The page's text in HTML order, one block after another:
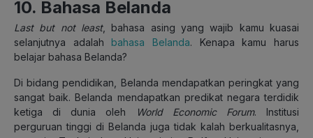
10. Bahasa Belanda
Last but not least, bahasa asing yang wajib kamu kuasai
selanjutnya adalahbahasa Belanda. Kenapa kamu harus
belajar bahasa Belanda?
Di bidang pendidikan, Belanda mendapatkan peringkat yang
sangat baik. Belanda mendapatkan predikat negara terdidik
ketiga di dunia oleh
World Economic Forum. Institusi
perguruan tinggi di Belanda juga tidak kalah berkualitasnya,